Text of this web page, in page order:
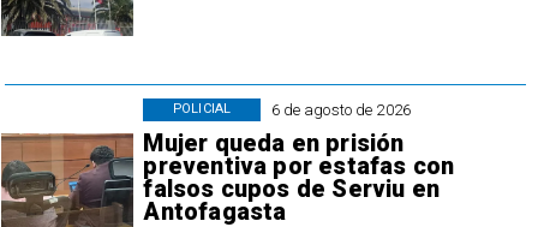
6 de agosto de 2026
Mujer queda en prisión
preventiva por estafas con
falsos cupos de Serviu en
Antofagasta
POLICIAL